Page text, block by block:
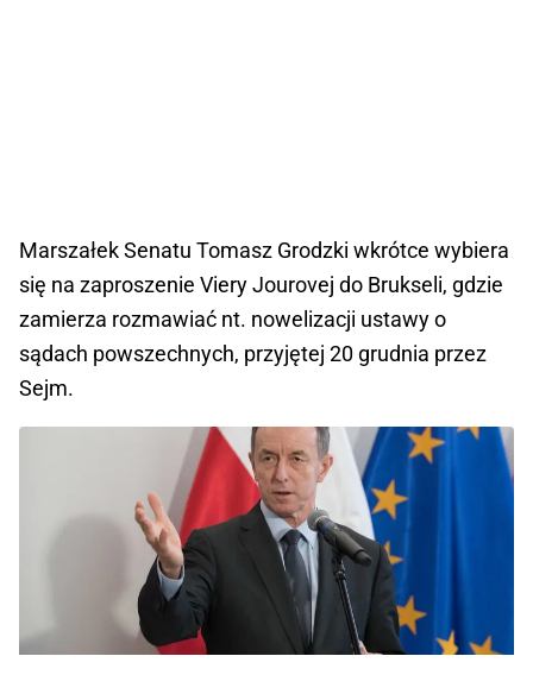
Marszałek Senatu Tomasz Grodzki wkrótce wybiera
się na zaproszenie Viery Jourovej do Brukseli, gdzie
zamierza rozmawiać nt. nowelizacji ustawy o
sądach powszechnych, przyjętej 20 grudnia przez
Sejm.